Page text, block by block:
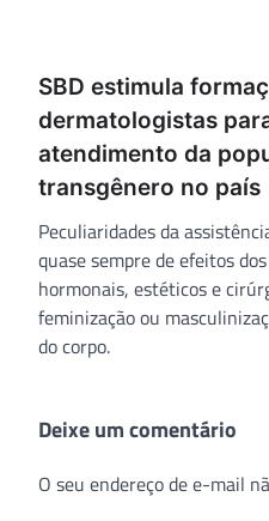
SBD estimula
dermatologistas
atendimento da
transgênero no país
Peculiaridades da
quase sempre de efeitos
hormonais, estéticos e
feminização ou
do corpo.
Deixe um comentário
O seu endereço de e-mail